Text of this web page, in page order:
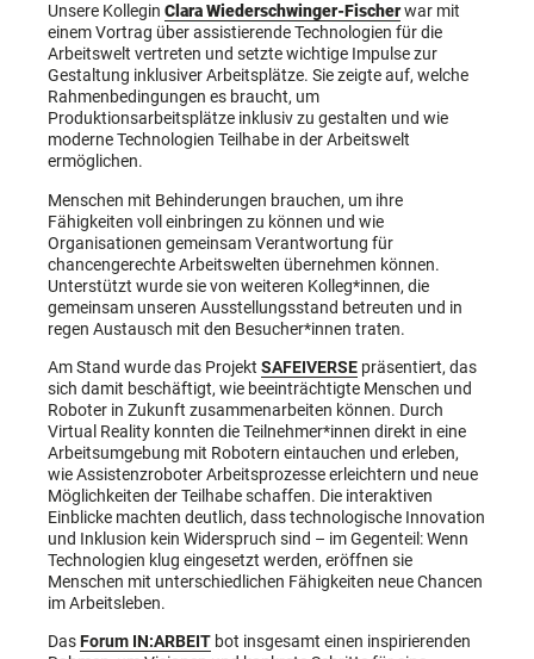
Unsere Kollegin Clara Wiederschwinger-Fischerwar mit
einem Vortrag über assistierende Technologien für die
Arbeitswelt vertreten und setzte wichtige Impulse zur
Gestaltung inklusiver Arbeitsplätze. Sie zeigte auf, welche
Rahmenbedingungen es braucht, um
Produktionsarbeitsplätze inklusiv zu gestalten und wie
moderne Technologien Teilhabe in der Arbeitswelt
ermöglichen.
Menschen mit Behinderungen brauchen, um ihre
Fähigkeiten voll einbringen zu können und wie
Organisationen gemeinsam Verantwortung für
chancengerechte Arbeitswelten übernehmen können.
Unterstützt wurde sie von weiteren Kolleg*innen, die
gemeinsam unseren Ausstellungsstand betreuten und in
regen Austausch mit den Besucher*innen traten.
Am Stand wurde das Projekt SAFEIVERSE präsentiert, das
sich damit beschäftigt, wie beeinträchtigte Menschen und
Roboter in Zukunft zusammenarbeiten können. Durch
Virtual Reality konnten die Teilnehmer*innen direkt in eine
Arbeitsumgebung mit Robotern eintauchen und erleben,
wie Assistenzroboter Arbeitsprozesse erleichtern und neue
Möglichkeiten der Teilhabe schaffen. Die interaktiven
Einblicke machten deutlich, dass technologische Innovation
und Inklusion kein Widerspruch sind – im Gegenteil: Wenn
Technologien klug eingesetzt werden, eröffnen sie
Menschen mit unterschiedlichen Fähigkeiten neue Chancen
im Arbeitsleben.
DasForum IN:ARBEIT bot insgesamt einen inspirierenden